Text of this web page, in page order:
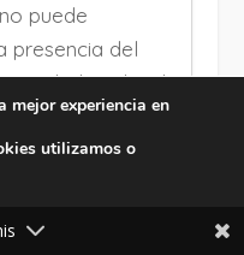
puede
presencia del
la vida, el
ser de una
es y no podría
gitana. Con
mes de
mejor experiencia en
utilizamos o